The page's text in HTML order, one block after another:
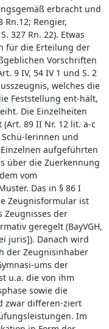
erbracht und
Rn.12; Rengier,
327 Rn. 22). Etwas
für die Erteilung der
Vorschriften
9 IV, 54 IV 1 und S. 2
welches die
Feststellung ent-hält,
Die Einzelheiten
89 II Nr. 12 lit. a-c
Schü-lerinnen und
Einzelnen aufgeführten
über die Zuerkennung
vom
Das in § 86 I
Zeugnisformular ist
Zeugnisses der
geregelt (BayVGH,
juris]). Danach wird
der Zeugnisinhaber
ums der
u.a. die von ihm
sowie die
zwar differen-ziert
Im